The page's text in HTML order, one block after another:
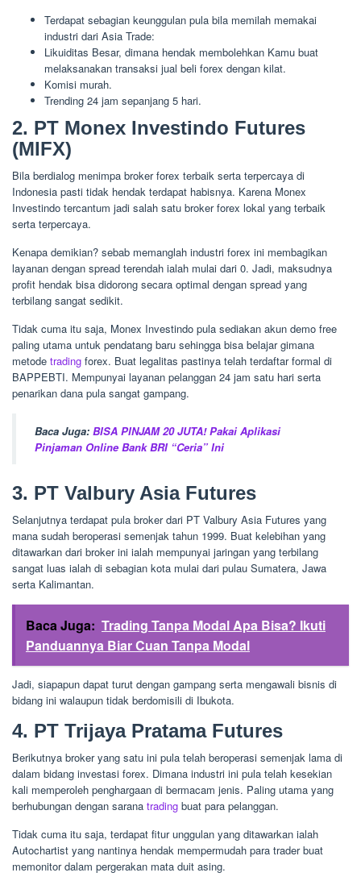
Terdapat sebagian keunggulan pula bila memilah memakai
industri dari Asia Trade:
Likuiditas Besar, dimana hendak membolehkan Kamu buat
melaksanakan transaksi jual beli forex dengan kilat.
Komisi murah.
Trending 24 jam sepanjang 5 hari.
2. PT Monex Investindo Futures
(MIFX)
Bila berdialog menimpa broker forex terbaik serta terpercaya di
Indonesia pasti tidak hendak terdapat habisnya. Karena Monex
Investindo tercantum jadi salah satu broker forex lokal yang terbaik
serta terpercaya.
Kenapa demikian? sebab memanglah industri forex ini membagikan
layanan dengan spread terendah ialah mulai dari 0. Jadi, maksudnya
profit hendak bisa didorong secara optimal dengan spread yang
terbilang sangat sedikit.
Tidak cuma itu saja, Monex Investindo pula sediakan akun demo free
paling utama untuk pendatang baru sehingga bisa belajar gimana
metode trading forex. Buat legalitas pastinya telah terdaftar formal di
BAPPEBTI. Mempunyai layanan pelanggan 24 jam satu hari serta
penarikan dana pula sangat gampang.
Baca Juga: BISA PINJAM 20 JUTA! Pakai Aplikasi
Pinjaman Online Bank BRI “Ceria” Ini
3. PT Valbury Asia Futures
Selanjutnya terdapat pula broker dari PT Valbury Asia Futures yang
mana sudah beroperasi semenjak tahun 1999. Buat kelebihan yang
ditawarkan dari broker ini ialah mempunyai jaringan yang terbilang
sangat luas ialah di sebagian kota mulai dari pulau Sumatera, Jawa
serta Kalimantan.
Baca Juga: Trading Tanpa Modal Apa Bisa? Ikuti
Panduannya Biar Cuan Tanpa Modal
Jadi, siapapun dapat turut dengan gampang serta mengawali bisnis di
bidang ini walaupun tidak berdomisili di Ibukota.
4. PT Trijaya Pratama Futures
Berikutnya broker yang satu ini pula telah beroperasi semenjak lama di
dalam bidang investasi forex. Dimana industri ini pula telah kesekian
kali memperoleh penghargaan di bermacam jenis. Paling utama yang
berhubungan dengan sarana trading buat para pelanggan.
Tidak cuma itu saja, terdapat fitur unggulan yang ditawarkan ialah
Autochartist yang nantinya hendak mempermudah para trader buat
memonitor dalam pergerakan mata duit asing.